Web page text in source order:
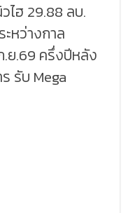
ไฮ 29.88 ลบ.
หว่างกาล
ย.69 ครึ่งปีหลัง
รับ Mega